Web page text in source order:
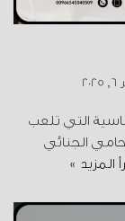
التي تلعب
الجنائي
المزيد »